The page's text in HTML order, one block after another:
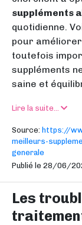
suppléments
quotidienne.
pour
toutefois
suppléments
saine et
Lire la suite...
Source: https://
meilleurs-
generale
Publié le 28/06/
Les